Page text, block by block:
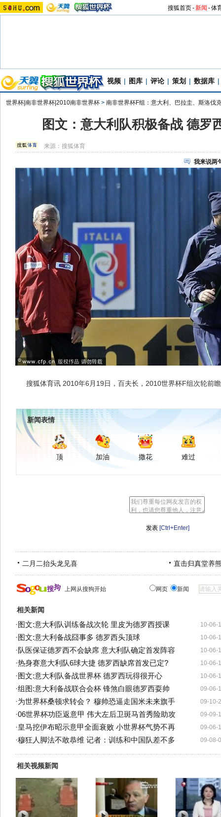
搜狐首页-新闻 -体
视频 | 图库 | 评论 | 策划 | 数据库 |
世界杯|南非世界杯|2010南非世界杯 > 南非世界杯F组：意大利、巴拉圭、斯洛伐
图文：意大利队积极备战 德罗
来源：搜狐体育
我来说两
搜狐体育讯 2010年6月19日，百夫长，2010世界杯F组次轮前
新闻表情
顶 加油 撒花 难过
[Ctrl+Enter]
二月二抬头龙见喜 直击归真堂养
上网从搜狗开始 网页 新闻
相关新闻
10-06-
· 图文:意大利队训练备战次轮 里皮为德罗西授课
10-06-
· 图文:意大利备战囧事多 德罗西头顶球
10-06-
·队医保证德罗西不会缺席 意大利队确定首发阵容
10-06-
·热身赛意大利队6球大捷 德罗西缺席首发已定?
10-06-
· 图文:意大利队备战世界杯 德罗西玩得很开心
09-06-
·组图:意大利备战联合会杯 锋煞白眼德罗西耍帅
09-10-
·为世界杯桑顿求转会？ 穆帅恐逼走国米未来旗手
09-09-
·06世界杯功臣返意甲 伟大左后卫斑马首秀险助攻
09-06-
·皇马挖伊布昭示意甲全面衰败 小世界杯气势不再
09-08-
·穆狂人脚法不敢恭维 记者：训练和中国队差不多
相关视频新闻